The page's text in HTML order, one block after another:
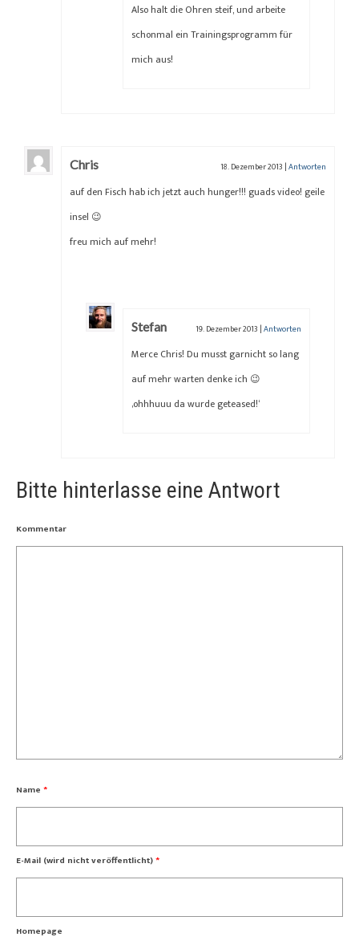
Also halt die Ohren steif, und arbeite
schonmal ein Trainingsprogramm für
mich aus!
Chris 18. Dezember 2013 |Antworten
auf den Fisch hab ich jetzt auch hunger!!! guads video! geile
insel 😉
freu mich auf mehr!
Stefan 19. Dezember 2013 |Antworten
Merce Chris! Du musst garnicht so lang
auf mehr warten denke ich 😉
‚ohhhuuu da wurde geteased!‘
Bitte hinterlasse eine Antwort
Kommentar
Name *
E-Mail (wird nicht veröffentlicht)*
Homepage